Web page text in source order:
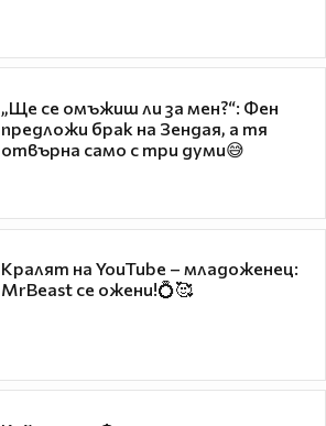
„Ще се омъжиш ли за мен?“: Фен
предложи брак на Зендая, а тя
отвърна само с три думи😅
Кралят на YouTube – младоженец:
MrBeast се ожени!💍🥰